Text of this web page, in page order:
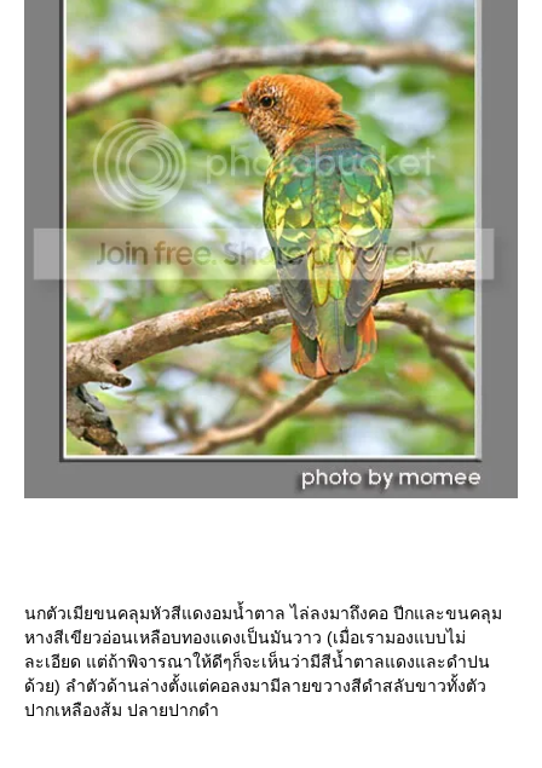
นกตัวเมียขนคลุมหัวสีแดงอมน้ำตาล ไล่ลงมาถึงคอ ปีกและขนคลุม
หางสีเขียวอ่อนเหลือบทองแดงเป็นมันวาว (เมื่อเรามองแบบไม่
ละเอียด แต่ถ้าพิจารณาให้ดีๆก็จะเห็นว่ามีสีน้ำตาลแดงและดำปน
ด้วย) ลำตัวด้านล่างตั้งแต่คอลงมามีลายขวางสีดำสลับขาวทั้งตัว
ปากเหลืองส้ม ปลายปากดำ